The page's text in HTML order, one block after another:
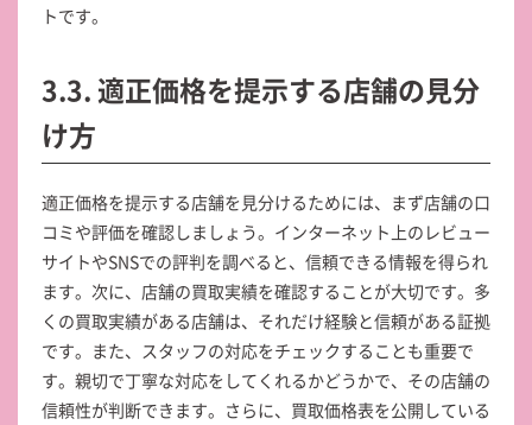
トです。
3.3. 適正価格を提示する店舗の見分
け方
適正価格を提示する店舗を見分けるためには、まず店舗の口
コミや評価を確認しましょう。インターネット上のレビュー
サイトやSNSでの評判を調べると、信頼できる情報を得られ
ます。次に、店舗の買取実績を確認することが大切です。多
くの買取実績がある店舗は、それだけ経験と信頼がある証拠
です。また、スタッフの対応をチェックすることも重要で
す。親切で丁寧な対応をしてくれるかどうかで、その店舗の
信頼性が判断できます。さらに、買取価格表を公開している